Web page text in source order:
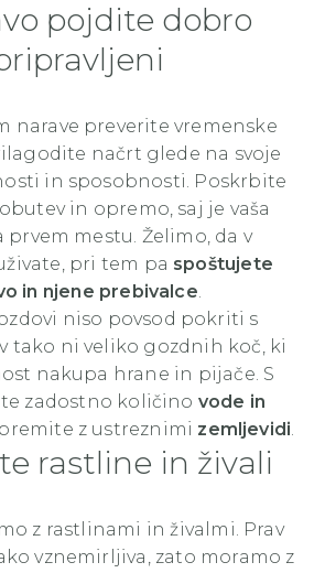
pojdite dobro
narave preverite vremenske
načrt glede na svoje
in sposobnosti. Poskrbite
in opremo, saj je vaša
prvem mestu. Želimo, da v
pri tem pa spoštujete
in njene prebivalce.
niso povsod pokriti s
tako ni veliko gozdnih koč, ki
nakupa hrane in pijače. S
zadostno količino vode in
z ustreznimi zemljevidi.
rastline in živali
z rastlinami in živalmi. Prav
vznemirljiva, zato moramo z